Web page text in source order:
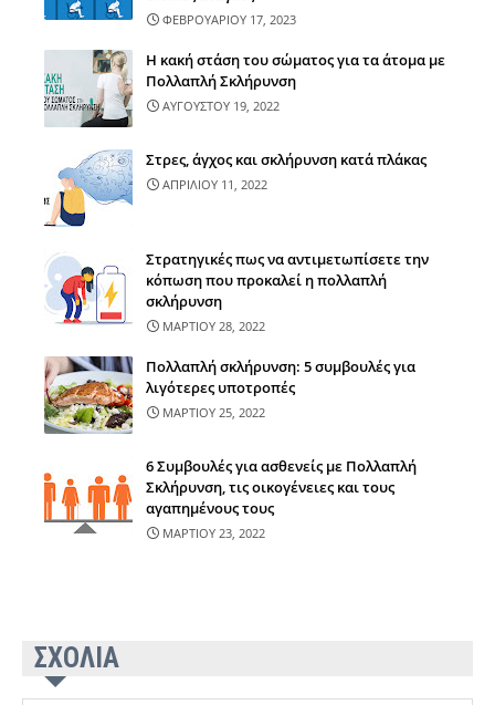
ΦΕΒΡΟΥΑΡΙΟΥ 17, 2023
Η κακή στάση του σώματος για τα άτομα με
Πολλαπλή Σκλήρυνση
ΑΥΓΟΥΣΤΟΥ 19, 2022
Στρες, άγχος και σκλήρυνση κατά πλάκας
ΑΠΡΙΛΙΟΥ 11, 2022
Στρατηγικές πως να αντιμετωπίσετε την
κόπωση που προκαλεί η πολλαπλή
σκλήρυνση
ΜΑΡΤΙΟΥ 28, 2022
Πολλαπλή σκλήρυνση: 5 συμβουλές για
λιγότερες υποτροπές
ΜΑΡΤΙΟΥ 25, 2022
6 Συμβουλές για ασθενείς με Πολλαπλή
Σκλήρυνση, τις οικογένειες και τους
αγαπημένους τους
ΜΑΡΤΙΟΥ 23, 2022
ΣΧΟΛΙΑ